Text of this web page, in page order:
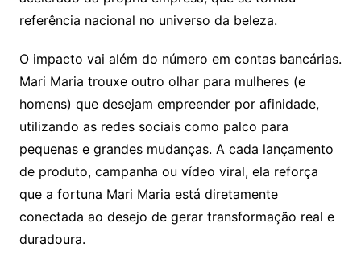
referência nacional no universo da beleza.
O impacto vai além do número em contas bancárias.
Mari Maria trouxe outro olhar para mulheres (e
homens) que desejam empreender por afinidade,
utilizando as redes sociais como palco para
pequenas e grandes mudanças. A cada lançamento
de produto, campanha ou vídeo viral, ela reforça
que a fortuna Mari Maria está diretamente
conectada ao desejo de gerar transformação real e
duradoura.